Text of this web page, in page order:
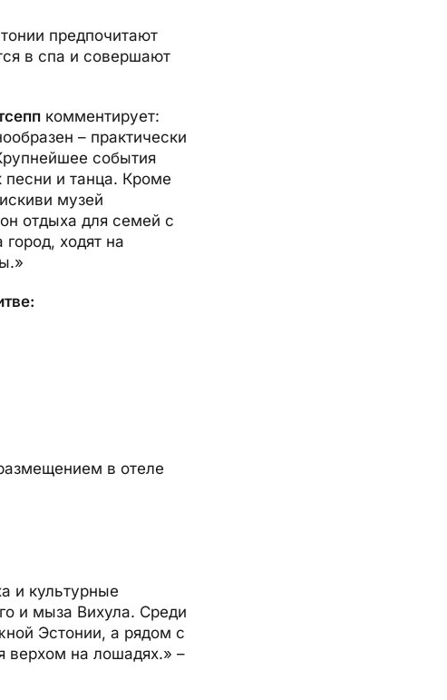
предпочитают
в спа и совершают
комментирует:
– практически
события
песни и танца. Кроме
музей
отдыха для семей с
ходят на
в отеле
и культурные
и мыза Вихула. Среди
Эстонии, а рядом с
верхом на лошадях.» –